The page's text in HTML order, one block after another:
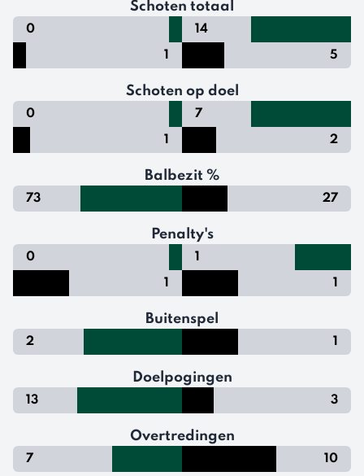
Schoten totaal
0
14
1
5
Schoten op doel
0
7
1
2
Balbezit %
73 27
Penalty's
0
1
1
1
Buitenspel
2 1
Doelpogingen
13 3
Overtredingen
7 10